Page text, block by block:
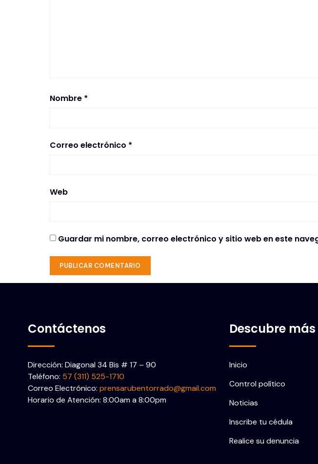
Nombre *
Correo electrónico *
Web
Guardar mi nombre, correo electrónico y sitio web en este
Contáctenos
Dirección: Diagonal 34 Bis # 17 – 90
Teléfono: 57 (311) 525-1710
Correo Electrónico: prensarubentorrado@gmail.com
Horario de Atención: 8:00am a 8:00pm
Descubre más
Inicio
Control político
Noticias
Inscribe tu cédula
Realice su denuncia